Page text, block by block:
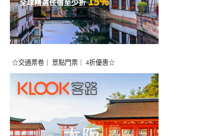
☆交通票卷｜ 景點門票｜ 4折優惠☆